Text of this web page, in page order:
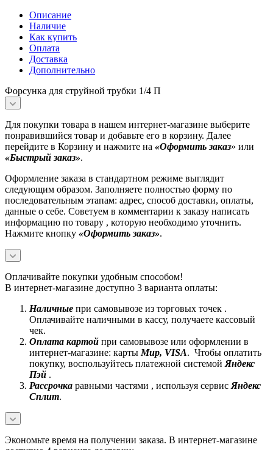
Описание
Наличие
Как купить
Оплата
Доставка
Дополнительно
Форсунка для струйной трубки 1/4 П
Для покупки товара в нашем интернет-магазине выберите
понравившийся товар и добавьте его в корзину. Далее
перейдите в Корзину и нажмите на «Оформить заказ» или
«Быстрый заказ».
Оформление заказа в стандартном режиме выглядит
следующим образом. Заполняете полностью форму по
последовательным этапам: адрес, способ доставки, оплаты,
данные о себе. Советуем в комментарии к заказу написать
информацию по товару , которую необходимо уточнить.
Нажмите кнопку «Оформить заказ».
Оплачивайте покупки удобным способом!
В интернет-магазине доступно 3 варианта оплаты:
Наличные при самовывозе из торговых точек .
Оплачивайте наличными в кассу, получаете кассовый
чек.
Оплата картой при самовывозе или оформлении в
интернет-магазине: карты Mир, VISA. Чтобы оплатить
покупку, воспользуйтесь платежной системой Яндекс
Пэй .
Рассрочка равными частями , используя сервис Яндекс
Сплит.
Экономьте время на получении заказа. В интернет-магазине